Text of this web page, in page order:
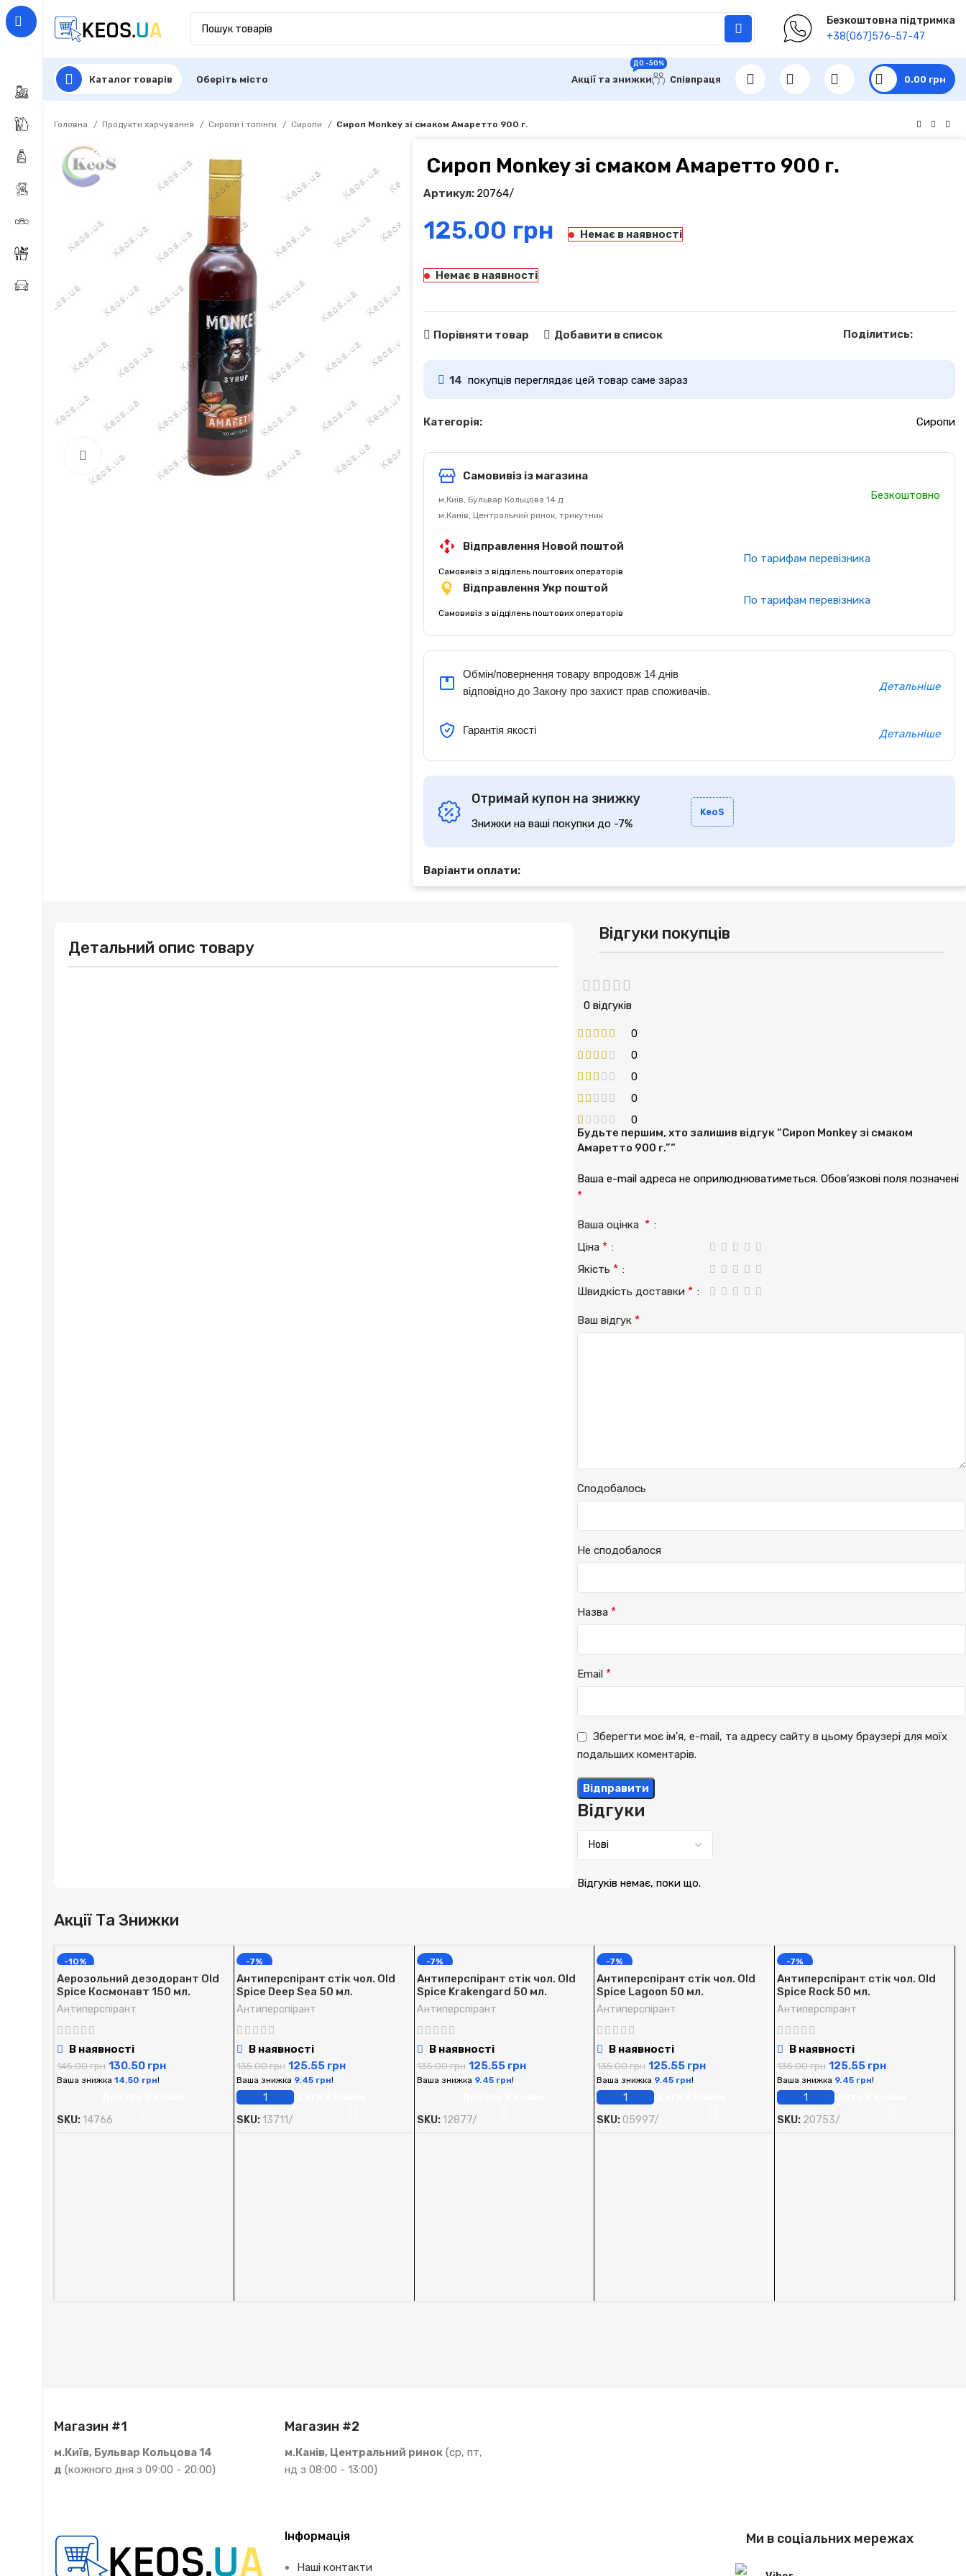
Безкоштовна підтримка
+38(067)576-57-47
Каталог товарів Оберіть місто Акції та знижки
ДО -50%
Співпраця 0.00 грн
Головна Продукти харчування Сиропи і топінги Сиропи Сироп Monkey зі смаком Амаретто 900 г.
Click to enlarge
Сироп Monkey зі смаком Амаретто 900 г.
Артикул: 20764/
грн Немає в наявності
Немає в наявності
Порівняти товар Добавити в список Поділитись:
14 покупців переглядає цей товар саме зараз
Категорія: Сиропи
Самовивіз із магазина
м.Київ, Бульвар Кольцова 14 д
м.Канів, Центральний ринок, трикутник
Безкоштовно
Відправлення Новой поштой
Самовивіз з відділень поштових операторів
По тарифам перевізника
Відправлення Укр поштой
Самовивіз з відділень поштових операторів
По тарифам перевізника
Обмін/повернення товару впродовж 14 днів
відповідно до Закону про захист прав споживачів.
Детальніше
Гарантія якості Детальніше
Отримай купон на знижку
Знижки на ваші покупки до -7%
KeoS
Варіанти оплати:
Детальний опис товару
Відгуки покупців
0 відгуків
0
0
0
0
0
Відгуки
Відгуків немає, поки що.
Будьте першим, хто залишив відгук “Сироп Monkey зі смаком
Амаретто 900 г.”“
Ваша e-mail адреса не оприлюднюватиметься. Обов’язкові поля позначені
*
Ваша оцінка *
Ціна *
Якість *
Швидкість доставки *
Ваш відгук *
Сподобалось
Не сподобалося
Назва *
Email *
Зберегти моє ім'я, e-mail, та адресу сайту в цьому браузері для моїх
подальших коментарів.
Акції Та Знижки
-10%
Аерозольний дезодорант Old
Spice Космонавт 150 мл.
Антиперспірант
В наявності
145.00грн 130.50 грн
Ваша знижка 14.50 грн!
SKU: 14766
-7%
Антиперспірант стік чол. Old
Spice Deep Sea 50 мл.
Антиперспірант
В наявності
135.00грн 125.55 грн
Ваша знижка 9.45 грн!
SKU: 13711/
-7%
Антиперспірант стік чол. Old
Spice Krakengard 50 мл.
Антиперспірант
В наявності
135.00грн 125.55 грн
Ваша знижка 9.45 грн!
SKU: 12877/
-7%
Антиперспірант стік чол. Old
Spice Lagoon 50 мл.
Антиперспірант
В наявності
135.00грн 125.55 грн
Ваша знижка 9.45 грн!
SKU: 05997/
-7%
Антиперспірант стік чол. Old
Spice Rock 50 мл.
Антиперспірант
В наявності
135.00грн 125.55 грн
Ваша знижка 9.45 грн!
SKU: 20753/
Магазин #1
м.Київ, Бульвар Кольцова 14
д (кожного дня з 09:00 - 20:00)
Магазин #2
м.Канів, Центральний ринок (ср, пт,
нд з 08:00 - 13:00)
Інформація
Наші контакти
Ми в соціальних мережах